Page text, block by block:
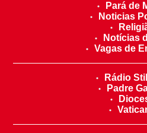
Pará de
Noticias
Notícias
Vagas de
Rádio
Padre